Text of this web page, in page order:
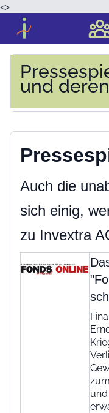
<>
und
Auch die
sich einig,
zu Invextra